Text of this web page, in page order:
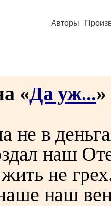
Авторы
«Да уж...»
не в
наш
не
наш